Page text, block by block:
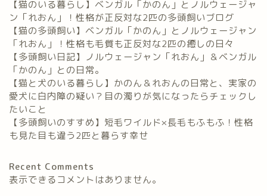
【猫のいる暮らし】ベンガル「かのん」とノルウェージャ
ン「れおん」！性格が正反対な2匹の多頭飼いブログ
【猫の多頭飼い】ベンガル「かのん」とノルウェージャン
「れおん」！性格も毛質も正反対な2匹の癒しの日々
【多頭飼い日記】ノルウェージャン「れおん」＆ベンガル
「かのん」との日常。
【猫と犬のいる暮らし】かのん＆れおんの日常と、実家の
愛犬に白内障の疑い？目の濁りが気になったらチェックし
たいこと
【多頭飼いのすすめ】短毛ワイルド×長毛もふもふ！性格
も見た目も違う2匹と暮らす幸せ
Recent Comments
表示できるコメントはありません。